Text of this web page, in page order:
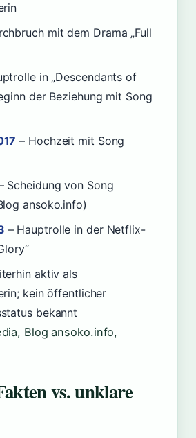
mit dem Drama „Full
in „Descendants of
der Beziehung mit Song
– Hochzeit mit Song
Scheidung von Song
ansoko.info)
– Hauptrolle in der Netflix-
aktiv als
kein öffentlicher
bekannt
Blog ansoko.info,
vs. unklare